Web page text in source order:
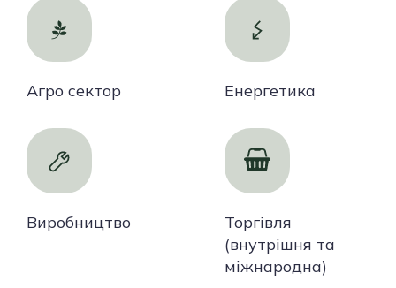
Агро сектор Енергетика
Виробництво
Торгівля
(внутрішня та
міжнародна)